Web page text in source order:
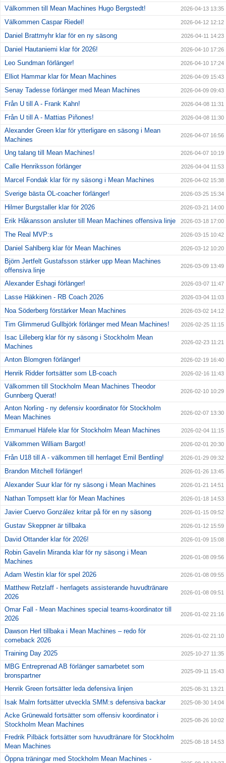
Välkommen till Mean Machines Hugo Bergstedt! 2026-04-13 13:35
Välkommen Caspar Riedel! 2026-04-12 12:12
Daniel Brattmyhr klar för en ny säsong 2026-04-11 14:23
Daniel Hautaniemi klar för 2026! 2026-04-10 17:26
Leo Sundman förlänger! 2026-04-10 17:24
Elliot Hammar klar för Mean Machines 2026-04-09 15:43
Senay Tadesse förlänger med Mean Machines 2026-04-09 09:43
Från U till A - Frank Kahn! 2026-04-08 11:31
Från U till A - Mattias Piñones! 2026-04-08 11:30
Alexander Green klar för ytterligare en säsong i Mean
Machines
2026-04-07 16:56
Ung talang till Mean Machines! 2026-04-07 10:19
Calle Henriksson förlänger 2026-04-04 11:53
Marcel Fondak klar för ny säsong i Mean Machines 2026-04-02 15:38
Sverige bästa OL-coacher förlänger! 2026-03-25 15:34
Hilmer Burgstaller klar för 2026 2026-03-21 14:00
Erik Håkansson ansluter till Mean Machines offensiva linje 2026-03-18 17:00
The Real MVP:s 2026-03-15 10:42
Daniel Sahlberg klar för Mean Machines 2026-03-12 10:20
Björn Jertfelt Gustafsson stärker upp Mean Machines
offensiva linje
2026-03-09 13:49
Alexander Eshagi förlänger! 2026-03-07 11:47
Lasse Häkkinen - RB Coach 2026 2026-03-04 11:03
Noa Söderberg förstärker Mean Machines 2026-03-02 14:12
Tim Glimmerud Gullbjörk förlänger med Mean Machines! 2026-02-25 11:15
Isac Lilleberg klar för ny säsong i Stockholm Mean
Machines
2026-02-23 11:21
Anton Blomgren förlänger! 2026-02-19 16:40
Henrik Ridder fortsätter som LB-coach 2026-02-16 11:43
Välkommen till Stockholm Mean Machines Theodor
Gunnberg Querat!
2026-02-10 10:29
Anton Norling - ny defensiv koordinator för Stockholm
Mean Machines
2026-02-07 13:30
Emmanuel Häfele klar för Stockholm Mean Machines 2026-02-04 11:15
Välkommen William Bargot! 2026-02-01 20:30
Från U18 till A - välkommen till herrlaget Emil Bentling! 2026-01-29 09:32
Brandon Mitchell förlänger! 2026-01-26 13:45
Alexander Suur klar för ny säsong i Mean Machines 2026-01-21 14:51
Nathan Tompsett klar för Mean Machines 2026-01-18 14:53
Javier Cuervo González kritar på för en ny säsong 2026-01-15 09:52
Gustav Skeppner är tillbaka 2026-01-12 15:59
David Ottander klar för 2026! 2026-01-09 15:08
Robin Gavelin Miranda klar för ny säsong i Mean
Machines
2026-01-08 09:56
Adam Westin klar för spel 2026 2026-01-08 09:55
Matthew Retzlaff - herrlagets assisterande huvudtränare
2026
2026-01-08 09:51
Omar Fall - Mean Machines special teams-koordinator till
2026
2026-01-02 21:16
Dawson Herl tillbaka i Mean Machines – redo för
comeback 2026
2026-01-02 21:10
Training Day 2025 2025-10-27 11:35
MBG Entreprenad AB förlänger samarbetet som
bronspartner
2025-09-11 15:43
Henrik Green fortsätter leda defensiva linjen 2025-08-31 13:21
Isak Malm fortsätter utveckla SMM:s defensiva backar 2025-08-30 14:04
Acke Grünewald fortsätter som offensiv koordinator i
Stockholm Mean Machines
2025-08-26 10:02
Fredrik Pilbäck fortsätter som huvudtränare för Stockholm
Mean Machines
2025-08-18 14:53
Öppna träningar med Stockholm Mean Machines -